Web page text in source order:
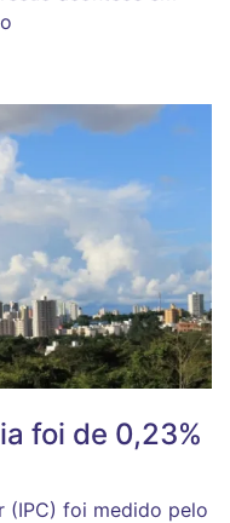
foi de 0,23%
(IPC) foi medido pelo